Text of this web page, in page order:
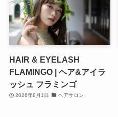
HAIR & EYELASH
FLAMINGO | ヘア&アイラ
ッシュ フラミンゴ
2026年8月1日 ヘアサロン